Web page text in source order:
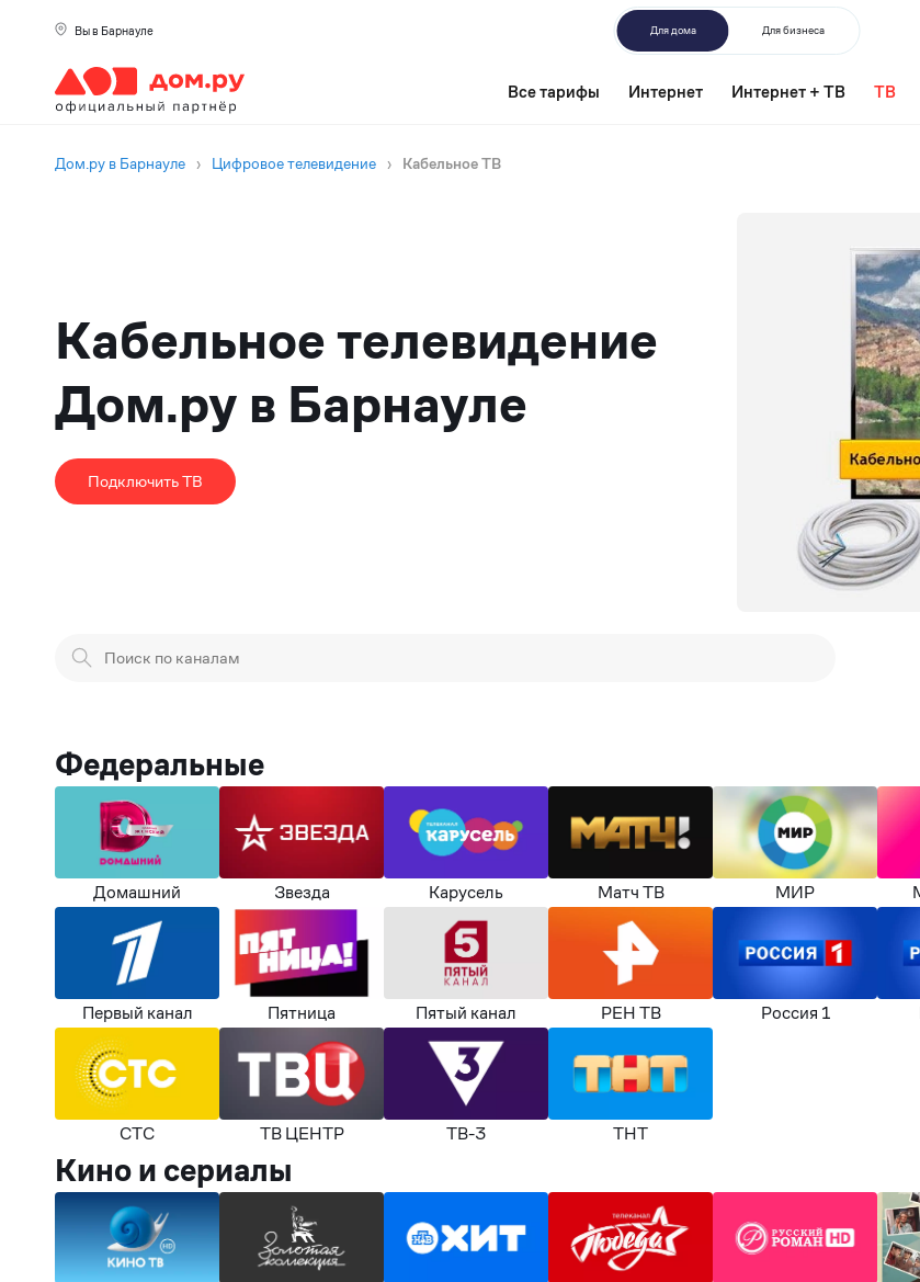
Вы в Барнауле Для дома Для бизнеса
Все тарифы Интернет Интернет + ТВ ТВ
Дом.ру в Барнауле › Цифровое телевидение › Кабельное ТВ
Кабельное телевидение
Дом.ру в Барнауле
Подключить ТВ
Федеральные
Домашний Звезда Карусель Матч ТВ МИР
Первый канал Пятница Пятый канал РЕН ТВ Россия 1
СТС ТВ ЦЕНТР ТВ-3 ТНТ
Кино и сериалы